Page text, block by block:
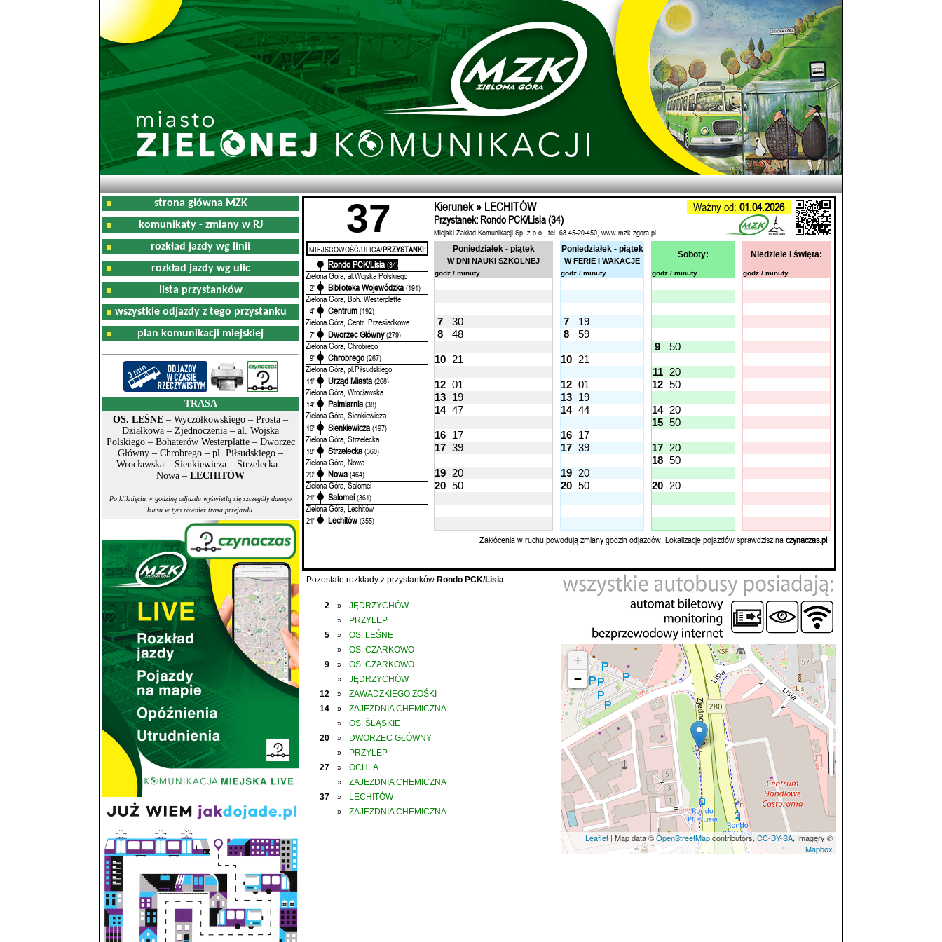
strona główna MZK
komunikaty - zmiany w RJ
rozkład jazdy wg linii
rozkład jazdy wg ulic
lista przystanków
wszystkie odjazdy z tego przystanku
plan komunikacji miejskiej
TRASA
OS. LEŚNE – Wyczółkowskiego – Prosta –
Działkowa – Zjednoczenia – al. Wojska
Polskiego – Bohaterów Westerplatte – Dworzec
Główny – Chrobrego – pl. Piłsudskiego –
Wrocławska – Sienkiewicza – Strzelecka –
Nowa – LECHITÓW
Po kliknięciu w godzinę odjazdu wyświetlą się szczegóły danego
kursu w tym również trasa przejazdu.
37 Kierunek » LECHITÓW Ważny od: 01.04.2026
Przystanek: Rondo PCK/Lisia (34)
Miejski Zakład Komunikacji Sp. z o.o., tel. 68 45-20-450, www.mzk.zgora.pl
MIEJSCOWOŚĆ/ULICA/PRZYSTANKI:
Rondo PCK/Lisia (34)
Zielona Góra, al.Wojska Polskiego
2' Biblioteka Wojewódzka (191)
Zielona Góra, Boh. Westerplatte
4' Centrum (192)
Zielona Góra, Centr. Przesiadkowe
7' Dworzec Główny (279)
Zielona Góra, Chrobrego
9' Chrobrego (267)
Zielona Góra, pl.Piłsudskiego
11' Urząd Miasta (268)
Zielona Góra, Wrocławska
14' Palmiarnia (38)
Zielona Góra, Sienkiewicza
16' Sienkiewicza (197)
Zielona Góra, Strzelecka
18' Strzelecka (360)
Zielona Góra, Nowa
20' Nowa (464)
Zielona Góra, Salomei
21' Salomei (361)
Zielona Góra, Lechitów
21' Lechitów (355)
Poniedziałek - piątek
W DNI NAUKI SZKOLNEJ
Poniedziałek - piątek
W FERIE I WAKACJE
Soboty: Niedziele i święta:
godz./ minuty godz./ minuty godz./ minuty godz./ minuty
7 30 7
19
8
48 8
59
9
50
10 21 10 21
11
20
12 01 12 01 12 50
13 19 13 19
14 47 14 44 14 20
15 50
16 17 16 17
17 39 17 39 17 20
18 50
19 20 19 20
20 50 20 50 20 20
Zakłócenia w ruchu powodują zmiany godzin odjazdów. Lokalizacje pojazdów sprawdzisz naczynaczas.pl
Pozostałe rozkłady z przystanków Rondo PCK/Lisia:
2 » JĘDRZYCHÓW
»
PRZYLEP
5
» OS. LEŚNE
»
OS. CZARKOWO
9
» OS. CZARKOWO
»
JĘDRZYCHÓW
12
»
ZAWADZKIEGO ZOŚKI
14
» ZAJEZDNIA CHEMICZNA
»
OS. ŚLĄSKIE
20
» DWORZEC GŁÓWNY
»
PRZYLEP
27
» OCHLA
»
ZAJEZDNIA CHEMICZNA
37
» LECHITÓW
» ZAJEZDNIA CHEMICZNA
+
−
Leaflet | Map data ©OpenStreetMapcontributors, CC-BY-SA, Imagery ©
Mapbox